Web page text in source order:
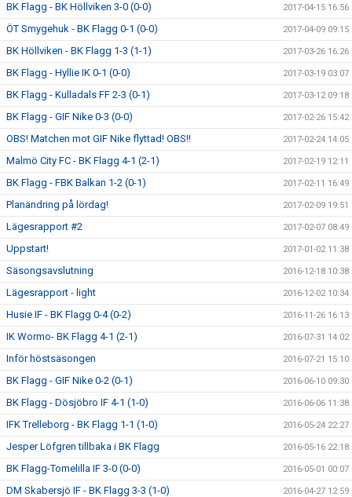
BK Flagg - BK Höllviken 3-0 (0-0) 2017-04-15 16:56
ÖT Smygehuk - BK Flagg 0-1 (0-0) 2017-04-09 09:15
BK Höllviken - BK Flagg 1-3 (1-1) 2017-03-26 16:26
BK Flagg - Hyllie IK 0-1 (0-0) 2017-03-19 03:07
BK Flagg - Kulladals FF 2-3 (0-1) 2017-03-12 09:18
BK Flagg - GIF Nike 0-3 (0-0) 2017-02-26 15:42
OBS! Matchen mot GIF Nike flyttad! OBS!! 2017-02-24 14:05
Malmö City FC - BK Flagg 4-1 (2-1) 2017-02-19 12:11
BK Flagg - FBK Balkan 1-2 (0-1) 2017-02-11 16:49
Planändring på lördag! 2017-02-09 19:51
Lägesrapport #2 2017-02-07 08:49
Uppstart! 2017-01-02 11:38
Säsongsavslutning 2016-12-18 10:38
Lägesrapport - light 2016-12-02 10:34
Husie IF - BK Flagg 0-4 (0-2) 2016-11-26 16:13
IK Wormo- BK Flagg 4-1 (2-1) 2016-07-31 14:02
Inför höstsäsongen 2016-07-21 15:10
BK Flagg - GIF Nike 0-2 (0-1) 2016-06-10 09:30
BK Flagg - Dösjöbro IF 4-1 (1-0) 2016-06-06 11:38
IFK Trelleborg - BK Flagg 1-1 (1-0) 2016-05-24 22:27
Jesper Löfgren tillbaka i BK Flagg 2016-05-16 22:18
BK Flagg-Tomelilla IF 3-0 (0-0) 2016-05-01 00:07
DM Skabersjö IF - BK Flagg 3-3 (1-0) 2016-04-27 12:59